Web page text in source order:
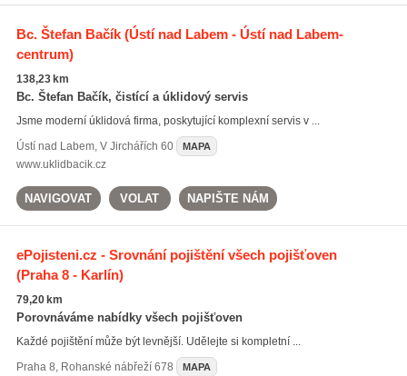
Bc. Štefan Bačík(Ústí nad Labem - Ústí nad Labem-
centrum)
138,23 km
Bc. Štefan Bačík, čistící a úklidový servis
Jsme moderní úklidová firma, poskytující komplexní servis v ...
Ústí nad Labem, V Jirchářích 60 MAPA
www.uklidbacik.cz
NAVIGOVAT VOLAT NAPIŠTE NÁM
ePojisteni.cz - Srovnání pojištění všech pojišťoven
(Praha 8 - Karlín)
79,20 km
Porovnáváme nabídky všech pojišťoven
Každé pojištění může být levnější. Udělejte si kompletní ...
Praha 8, Rohanské nábřeží 678 MAPA